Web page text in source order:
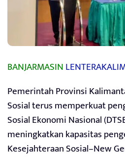
BANJARMASIN
Pemerintah Provinsi
Sosial terus memperkuat
Sosial Ekonomi Nasional
meningkatkan kapasitas
Kesejahteraan Sosial–New